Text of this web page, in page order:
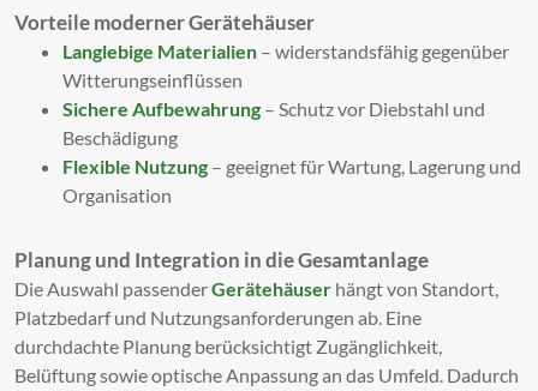
Vorteile moderner Gerätehäuser
Langlebige Materialien – widerstandsfähig gegenüber
Witterungseinflüssen
Sichere Aufbewahrung – Schutz vor Diebstahl und
Beschädigung
Flexible Nutzung – geeignet für Wartung, Lagerung und
Organisation
Planung und Integration in die Gesamtanlage
Die Auswahl passenderGerätehäuser hängt von Standort,
Platzbedarf und Nutzungsanforderungen ab. Eine
durchdachte Planung berücksichtigt Zugänglichkeit,
Belüftung sowie optische Anpassung an das Umfeld. Dadurch